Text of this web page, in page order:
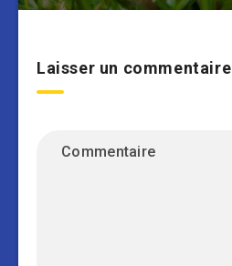
Laisser un commentaire